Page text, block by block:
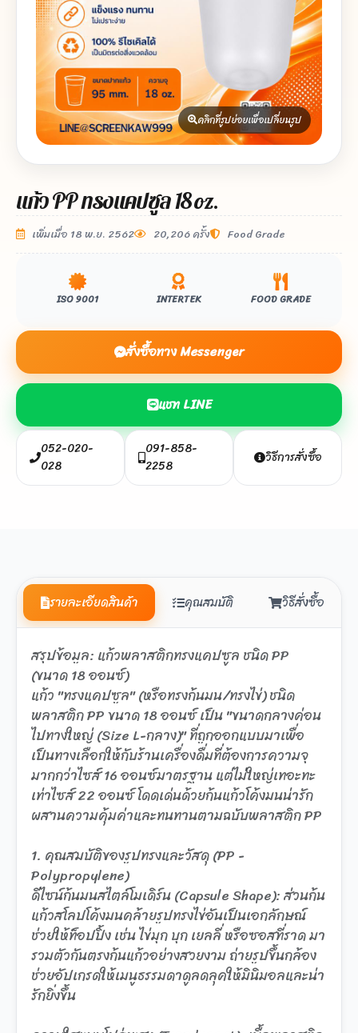
คลิกที่รูปย่อยเพื่อเปลี่ยนรูป
แก้ว PP ทรงแคปซูล 18 oz.
เพิ่มเมื่อ 18 พ.ย. 2562 20,206 ครั้ง Food Grade
ISO 9001 INTERTEK FOOD GRADE
สั่งซื้อทาง Messenger
แชท LINE
052-020-
028
091-858-
2258
วิธีการสั่งซื้อ
รายละเอียดสินค้า คุณสมบัติ วิธีสั่งซื้อ
สรุปข้อมูล: แก้วพลาสติกทรงแคปซูล ชนิด PP
(ขนาด 18 ออนซ์)
แก้ว "ทรงแคปซูล" (หรือทรงก้นมน/ทรงไข่) ชนิด
พลาสติก PP ขนาด 18 ออนซ์ เป็น "ขนาดกลางค่อน
ไปทางใหญ่ (Size L-กลาง)" ที่ถูกออกแบบมาเพื่อ
เป็นทางเลือกให้กับร้านเครื่องดื่มที่ต้องการความจุ
มากกว่าไซส์ 16 ออนซ์มาตรฐาน แต่ไม่ใหญ่เทอะทะ
เท่าไซส์ 22 ออนซ์ โดดเด่นด้วยก้นแก้วโค้งมนน่ารัก
ผสานความคุ้มค่าและทนทานตามฉบับพลาสติก PP
1. คุณสมบัติของรูปทรงและวัสดุ (PP -
Polypropylene)
ดีไซน์ก้นมนสไตล์โมเดิร์น (Capsule Shape): ส่วนก้น
แก้วสโลปโค้งมนคล้ายรูปทรงไข่อันเป็นเอกลักษณ์
ช่วยให้ท็อปปิ้ง เช่น ไข่มุก บุก เยลลี่ หรือซอสที่ราด มา
รวมตัวกันตรงก้นแก้วอย่างสวยงาม ถ่ายรูปขึ้นกล้อง
ช่วยอัปเกรดให้เมนูธรรมดาดูลดลุคให้มินิมอลและน่า
รักยิ่งขึ้น